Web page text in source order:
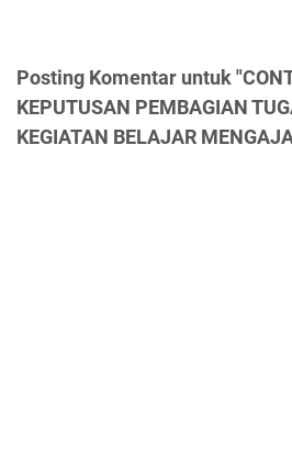
Posting Komentar untuk
KEPUTUSAN PEMBAGIAN
KEGIATAN BELAJAR